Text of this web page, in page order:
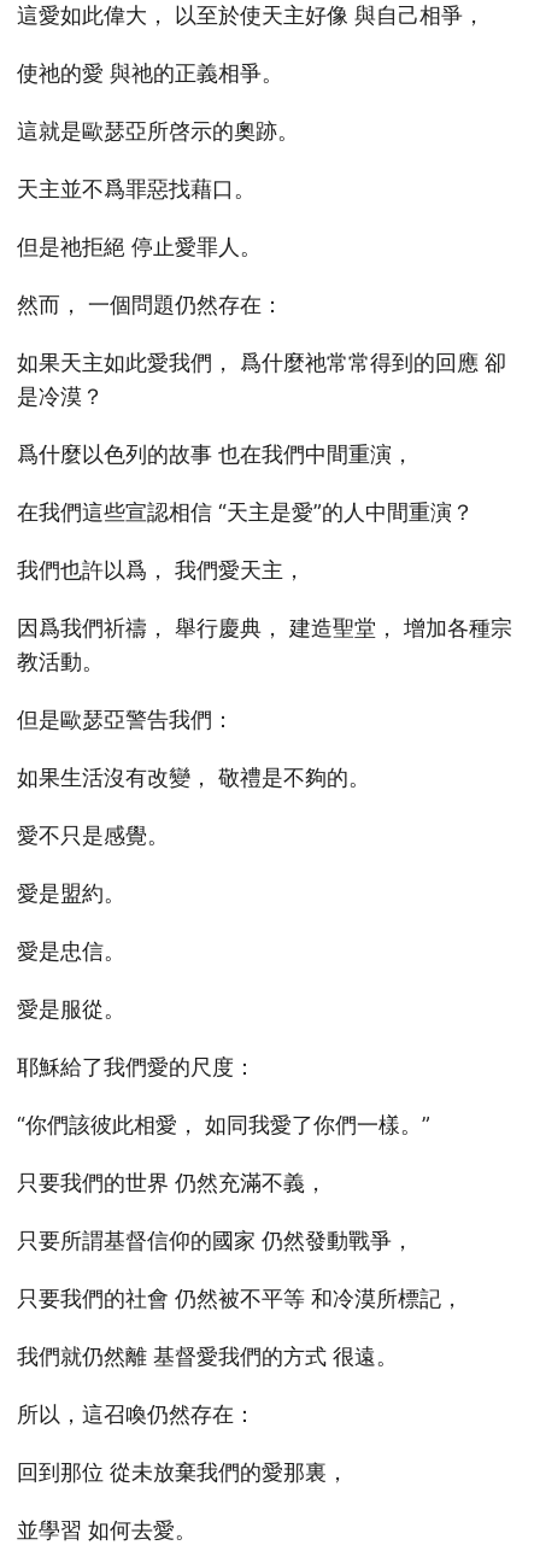
這愛如此偉大， 以至於使天主好像 與自己相爭，
使祂的愛 與祂的正義相爭。
這就是歐瑟亞所啓示的奧跡。
天主並不爲罪惡找藉口。
但是祂拒絕 停止愛罪人。
然而， 一個問題仍然存在：
如果天主如此愛我們， 爲什麼祂常常得到的回應 卻
是冷漠？
爲什麼以色列的故事 也在我們中間重演，
在我們這些宣認相信 “天主是愛”的人中間重演？
我們也許以爲， 我們愛天主，
因爲我們祈禱， 舉行慶典， 建造聖堂， 增加各種宗
教活動。
但是歐瑟亞警告我們：
如果生活沒有改變， 敬禮是不夠的。
愛不只是感覺。
愛是盟約。
愛是忠信。
愛是服從。
耶穌給了我們愛的尺度：
“你們該彼此相愛， 如同我愛了你們一樣。”
只要我們的世界 仍然充滿不義，
只要所謂基督信仰的國家 仍然發動戰爭，
只要我們的社會 仍然被不平等 和冷漠所標記，
我們就仍然離 基督愛我們的方式 很遠。
所以，這召喚仍然存在：
回到那位 從未放棄我們的愛那裏，
並學習 如何去愛。